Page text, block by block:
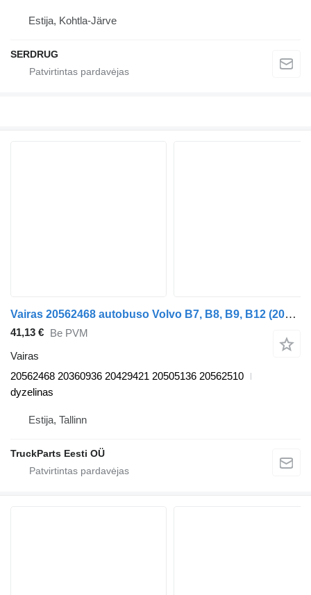
Estija, Kohtla-Järve
SERDRUG
Vairas 20562468 autobuso Volvo B7, B8, B9, B12 (2005-)
41,13 €
Be PVM
Vairas
20562468 20360936 20429421 20505136 20562510
dyzelinas
Estija, Tallinn
TruckParts Eesti OÜ